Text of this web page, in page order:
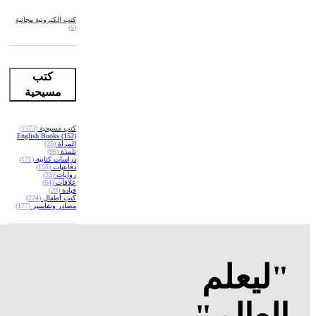
كتب الكترونية مجانية
(6)
كتب
مسيحية
كتب مسيحية (1573)
English Books (152)
المرأة (25)
تلمذة (96)
دراسات كتابية (171)
دفاعيات (155)
روايات (35)
علاقات (64)
قيادة (29)
كتب أطفال (224)
مصادر وتفاسير (177)
"ليعلم